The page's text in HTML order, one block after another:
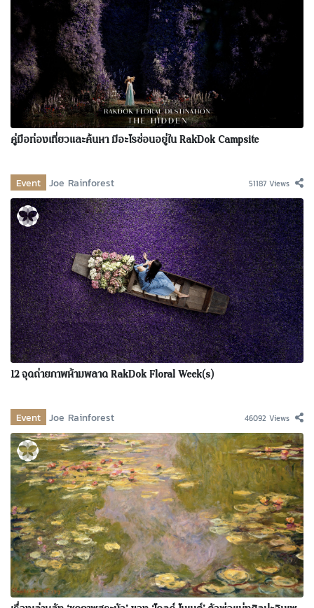
คู่มือท่องเที่ยวและค้นหา มีอะไรซ่อนอยู่ใน RakDok Campsite
Event Joe Rainforest 51187 Views
12 จุดถ่ายภาพห้ามพลาด RakDok Floral Week(s)
Event Joe Rainforest 46092 Views